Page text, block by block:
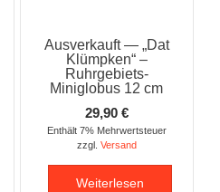
Ausverkauft — „Dat
Klümpken“ –
Ruhrgebiets-
Miniglobus 12 cm
29,90 €
Enthält 7% Mehrwertsteuer
zzgl. Versand
Weiterlesen